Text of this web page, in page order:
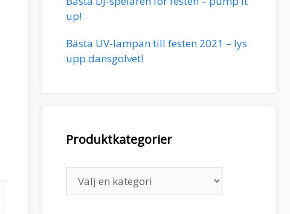
up!
Bästa UV-lampan till festen 2021 – lys
upp dansgolvet!
Produktkategorier